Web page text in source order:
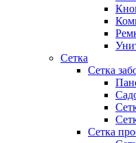
Сетка
Сетка
Сетка